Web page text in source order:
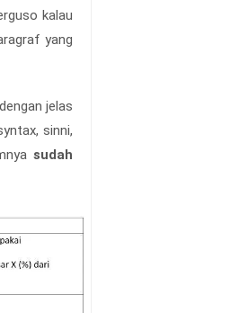
kalau
yang
jelas
sinni,
sudah